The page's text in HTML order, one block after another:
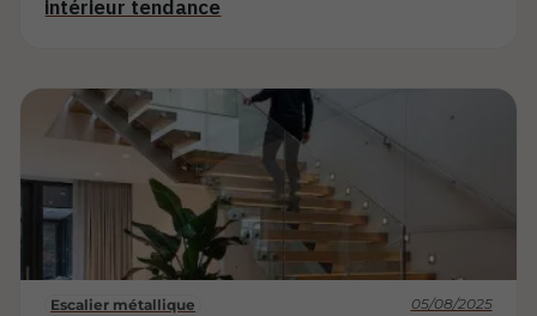
intérieur tendance
Escalier métallique 05/08/2025